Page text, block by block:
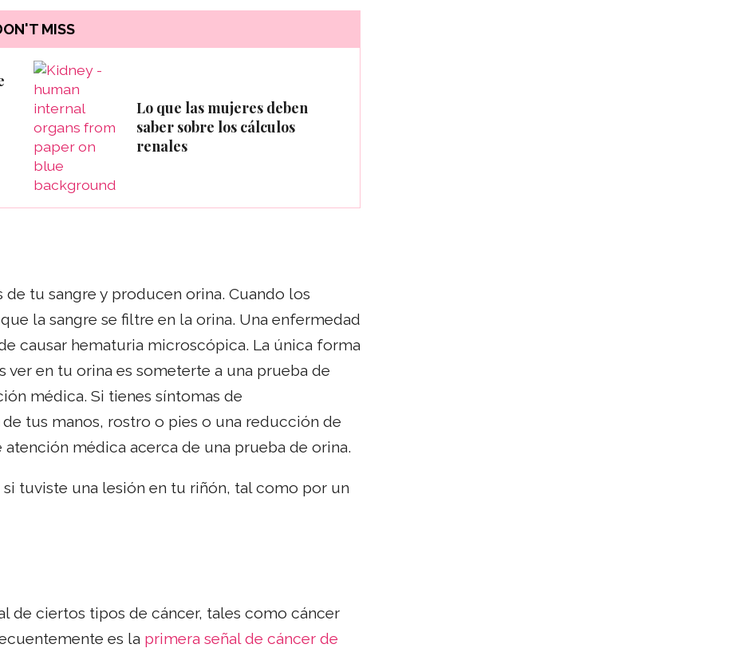
MISS
Lo que las mujeres deben
saber sobre los cálculos
renales
tu sangre y producen orina. Cuando los
la sangre se filtre en la orina. Una enfermedad
causar hematuria microscópica. La única forma
ver en tu orina es someterte a una prueba de
médica. Si tienes síntomas de
tus manos, rostro o pies o una reducción de
médica acerca de una prueba de orina.
tuviste una lesión en tu riñón, tal como por un
de ciertos tipos de cáncer, tales como cáncer
es la primera señal de cáncer de